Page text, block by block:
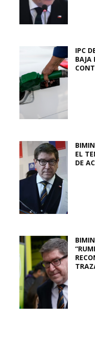
IPC
BAJA
EL
DE